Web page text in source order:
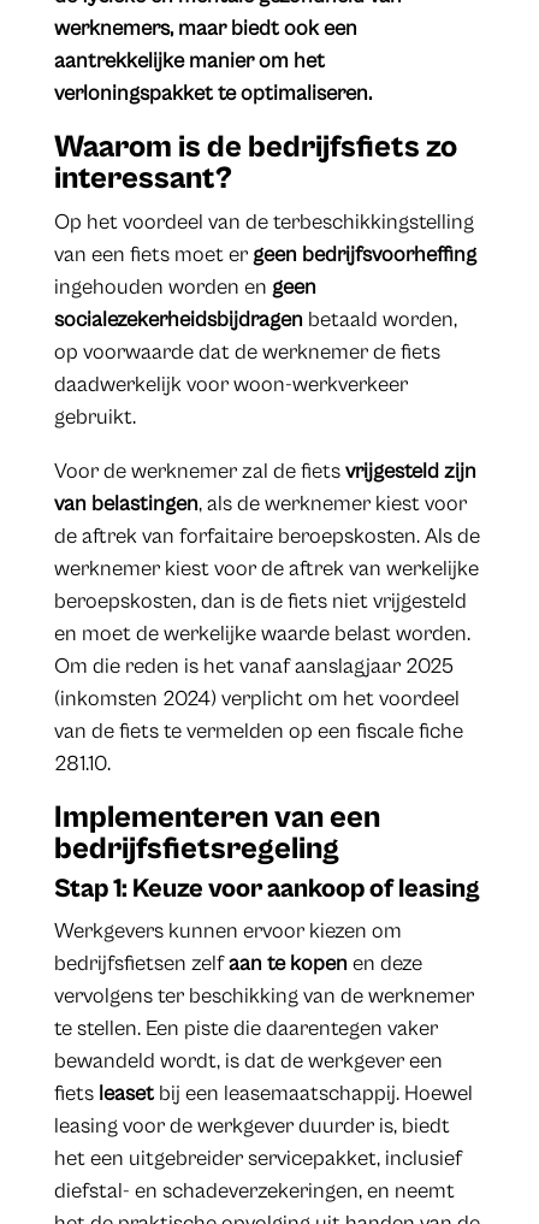
werknemers, maar biedt ook een
aantrekkelijke manier om het
verloningspakket te optimaliseren.
Waarom is de bedrijfsfiets zo
interessant?
Op het voordeel van de terbeschikkingstelling
van een fiets moet er geen bedrijfsvoorheffing
ingehouden worden en geen
socialezekerheidsbijdragen betaald worden,
op voorwaarde dat de werknemer de fiets
daadwerkelijk voor woon-werkverkeer
gebruikt.
Voor de werknemer zal de fietsvrijgesteld zijn
van belastingen, als de werknemer kiest voor
de aftrek van forfaitaire beroepskosten. Als de
werknemer kiest voor de aftrek van werkelijke
beroepskosten, dan is de fiets niet vrijgesteld
en moet de werkelijke waarde belast worden.
Om die reden is het vanaf aanslagjaar 2025
(inkomsten 2024) verplicht om het voordeel
van de fiets te vermelden op een fiscale fiche
281.10.
Implementeren van een
bedrijfsfietsregeling
Stap 1: Keuze voor aankoop of leasing
Werkgevers kunnen ervoor kiezen om
bedrijfsfietsen zelfaan te kopen en deze
vervolgens ter beschikking van de werknemer
te stellen. Een piste die daarentegen vaker
bewandeld wordt, is dat de werkgever een
fiets leasetbij een leasemaatschappij. Hoewel
leasing voor de werkgever duurder is, biedt
het een uitgebreider servicepakket, inclusief
diefstal- en schadeverzekeringen, en neemt